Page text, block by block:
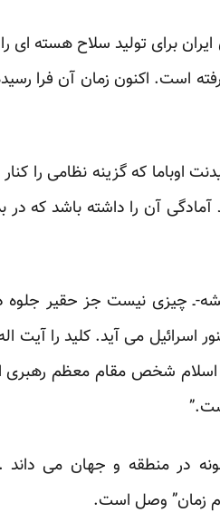
برای تولید سلاح هسته ای
است. اکنون زمان آن فرا
اوباما که گزینه نظامی را
آن را داشته باشد که
ـ چیزی نیست جز حقیر
اسرائیل می آید. کلید را
اسلام شخص مقام معظم
در منطقه و جهان می
زمان” وصل است.